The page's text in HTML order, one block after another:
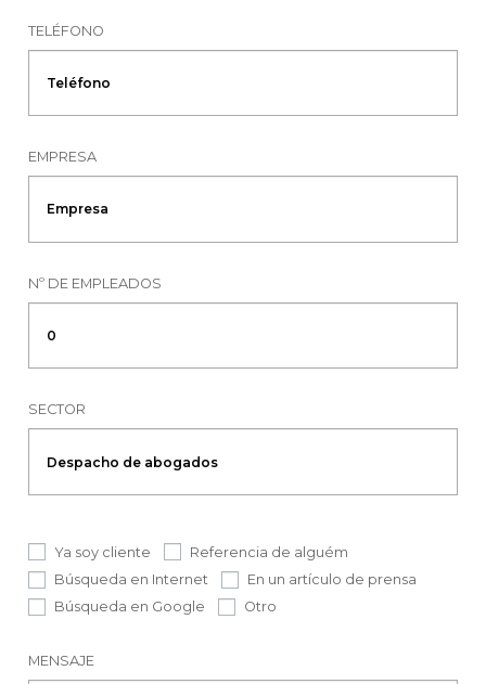
TELÉFONO
EMPRESA
Nº DE EMPLEADOS
SECTOR
Ya soy cliente
Referencia de alguém
Búsqueda en Internet
En un artículo de prensa
Búsqueda en Google
Otro
MENSAJE